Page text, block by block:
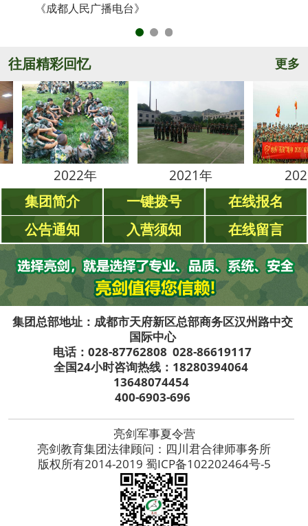
《成都人民广播电台》
往届精彩回忆 更多
集团简介 一键拨号
在线报名
公告通知
入营须知 在线留言
集团总部地址：成都市天府新区总部商务区汉州路中交
国际中心
电话：028-87762808 028-86619117
全国24小时咨询热线：18280394064
13648074454
400-6903-696
亮剑军事夏令营
亮剑教育集团法律顾问：四川君合律师事务所
版权所有2014-2019 蜀ICP备102202464号-5